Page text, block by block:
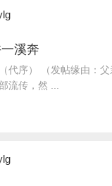
溪奔
代序） （发帖缘由：
流传，然 ...